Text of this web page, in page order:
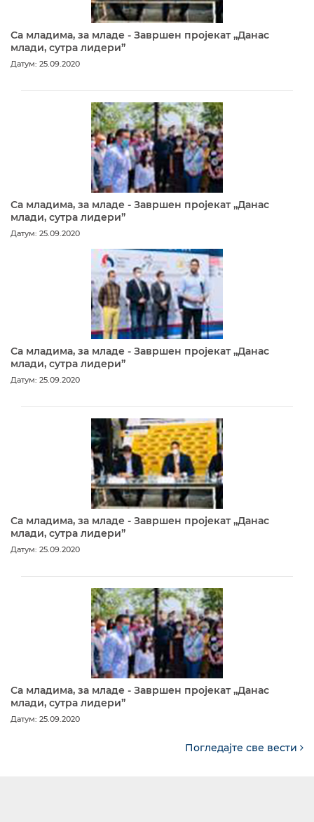
Са младима, за младе - Завршен пројекат „Данас
млади, сутра лидери”
Датум: 25.09.2020
Са младима, за младе - Завршен пројекат „Данас
млади, сутра лидери”
Датум: 25.09.2020
Са младима, за младе - Завршен пројекат „Данас
млади, сутра лидери”
Датум: 25.09.2020
Са младима, за младе - Завршен пројекат „Данас
млади, сутра лидери”
Датум: 25.09.2020
Са младима, за младе - Завршен пројекат „Данас
млади, сутра лидери”
Датум: 25.09.2020
Погледајте све вести